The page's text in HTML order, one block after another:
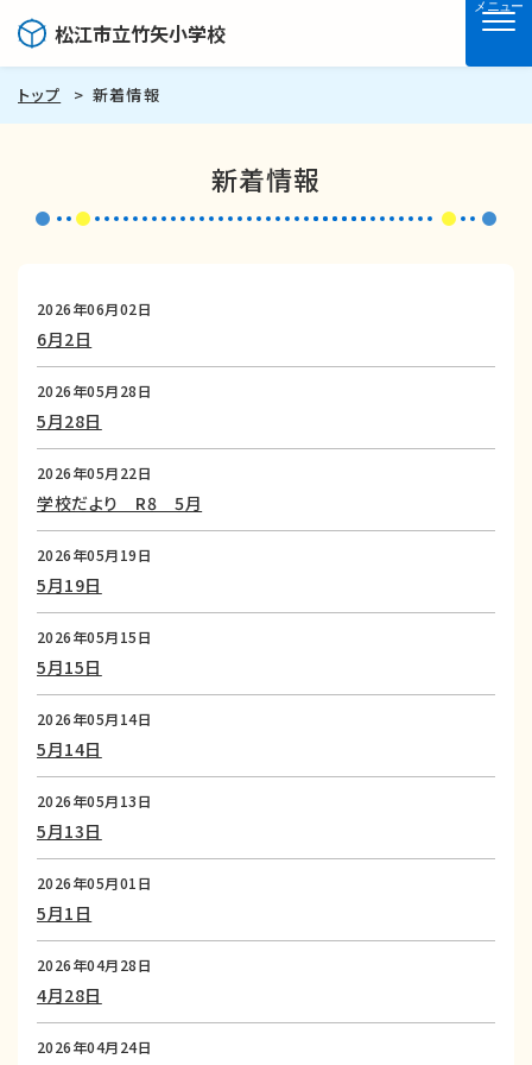
松江市立竹矢小学校
メニュー
トップ 新着情報
新着情報
2026年06月02日
6月2日
2026年05月28日
5月28日
2026年05月22日
学校だより R8 5月
2026年05月19日
5月19日
2026年05月15日
5月15日
2026年05月14日
5月14日
2026年05月13日
5月13日
2026年05月01日
5月1日
2026年04月28日
4月28日
2026年04月24日